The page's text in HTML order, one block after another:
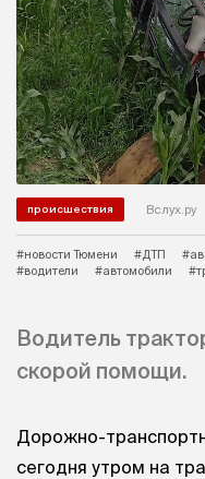
происшествия Вслух.ру
#новости Тюмени #ДТП
#водители
#автомобили
Водитель
скорой помощи.
Дорожно-
сегодня утром на